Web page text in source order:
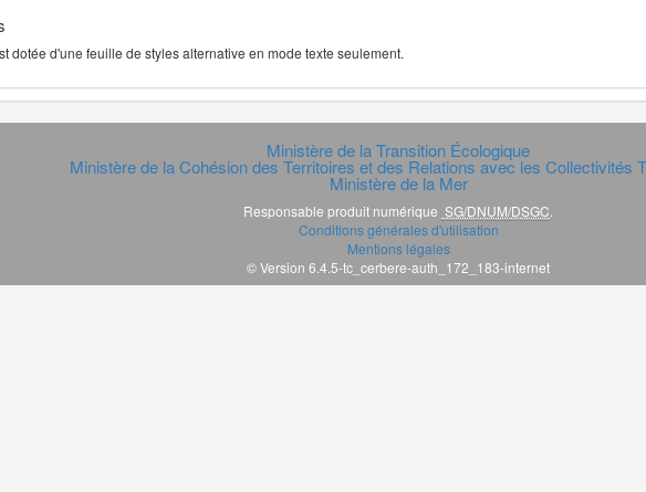
dotée d'une feuille de styles alternative en mode texte seulement.
Ministère de la Transition Écologique
Ministère de la Cohésion des Territoires et des Relations avec les Collectivités
Ministère de la Mer
Responsable produit numérique SG/DNUM/DSGC
Conditions générales d'utilisation
Mentions légales
© Version 6.4.5-tc_cerbere-auth_172_183-internet